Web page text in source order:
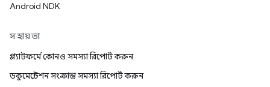
Android NDK
সহায়তা
প্ল্যাটফর্মে কোনও সমস্যা রিপোর্ট করুন
ডকুমেন্টেশন সংক্রান্ত সমস্যা রিপোর্ট করুন